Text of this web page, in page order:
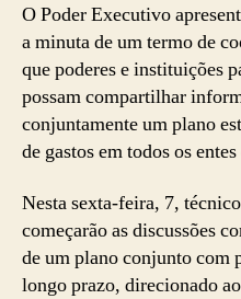
O Poder Executivo
a minuta de um termo de
que poderes e instituições
possam compartilhar
conjuntamente um plano
de gastos em todos os
Nesta sexta-feira, 7,
começarão as discussões
de um plano conjunto com
longo prazo, direcionado